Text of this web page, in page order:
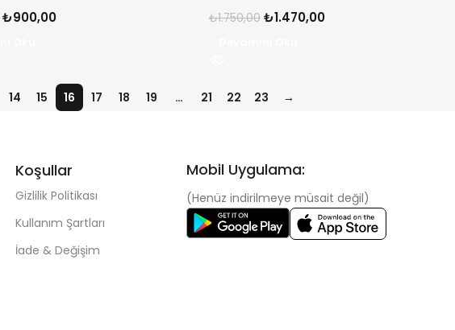
₺900,00 ₺1.750,00 ₺1.470,00
14 15 16 17 18 19 … 21 22 23 →
Koşullar
Gizlilik Politikası
Kullanım Şartları
İade & Değişim
Mobil Uygulama:
(Henüz indirilmeye müsait değil)